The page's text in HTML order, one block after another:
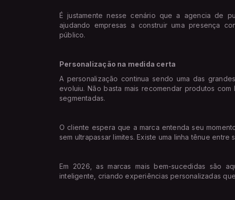
É justamente nesse cenário que a agencia de
ajudando empresas a construir uma presença
público.
Personalização na medida certa
A personalização continua sendo uma das
evoluiu. Não basta mais recomendar produtos
segmentadas.
O cliente espera que a marca entenda seu
sem ultrapassar limites. Existe uma linha tênue
Em 2026, as marcas mais bem-sucedidas são
inteligente, criando experiências personalizadas